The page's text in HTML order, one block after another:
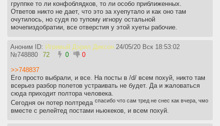
группке то ли конфоблядков, то ли особо приближенных.
Ответов никто не дает, что это за хуепутало и как оно там
очутилось, но судя по тупому игнору остальной
мочепиздобратии, все отверстия у этой хуеты рабочие.
Аноним ID: Игривый Дэрил Диксон 24/05/20 Вск 18:53:02
№748880 72 0 0
>>748837
Его просто выбрали, и все. На посты в /d/ всем похуй, никто там
всерьез разбор полетов устраивать не будет. Да и жаловаться
сюда приходит полтора человека.
Сегодня он потер полтреда спасибо что сам тред не снес как вчера, чмо
вместе с релейтед постами ньюкеков, и всем похуй.